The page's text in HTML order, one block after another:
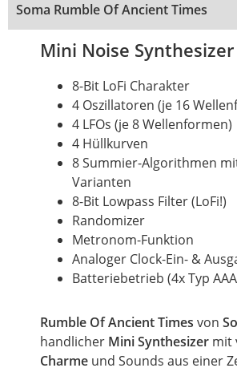
Soma Rumble Of Ancient Times
Mini Noise Synthesizer
8-Bit LoFi Charakter
4 Oszillatoren (je 16
4 LFOs (je 8 Wellenformen)
4 Hüllkurven
8 Summier-Algorithmen
Varianten
8-Bit Lowpass Filter (LoFi!)
Randomizer
Metronom-Funktion
Analoger Clock-Ein- &
Batteriebetrieb (4x Typ
Rumble OfAncient Times von
handlicher Mini Synthesizer mit
Charme und Sounds aus einer